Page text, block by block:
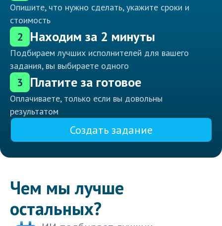
Опишите, что нужно сделать, укажите сроки и
стоимость
2 Находим за 2 минуты
Подбираем лучших исполнителей для вашего
задания, вы выбираете одного
3 Платите за готовое
Оплачиваете, только если вы довольны
результатом
Создать задание
Чем мы лучше
остальных?